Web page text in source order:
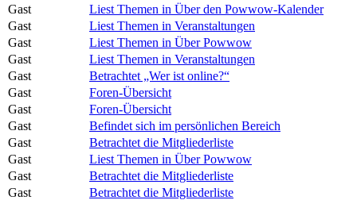
Gast
Liest Themen in Über den Powwow-Kalender
Gast
Liest Themen in Veranstaltungen
Gast
Liest Themen in Über Powwow
Gast
Liest Themen in Veranstaltungen
Gast
Betrachtet „Wer ist online?“
Gast
Foren-Übersicht
Gast
Foren-Übersicht
Gast
Befindet sich im persönlichen Bereich
Gast
Betrachtet die Mitgliederliste
Gast
Liest Themen in Über Powwow
Gast
Betrachtet die Mitgliederliste
Gast
Betrachtet die Mitgliederliste